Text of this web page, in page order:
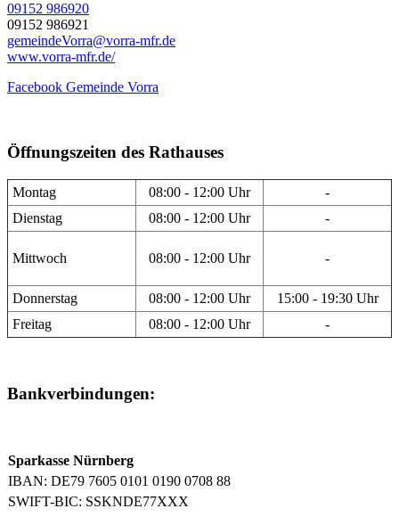
09152 986920
09152 986921
gemeindeVorra@vorra-mfr.de
www.vorra-mfr.de/
Facebook Gemeinde Vorra
Öffnungszeiten des Rathauses
Montag 08:00 - 12:00 Uhr
-
Dienstag
08:00 - 12:00 Uhr -
Mittwoch 08:00 - 12:00 Uhr -
Donnerstag 08:00 - 12:00 Uhr
15:00 - 19:30 Uhr
Freitag
08:00 - 12:00 Uhr -
Bankverbindungen:
Sparkasse Nürnberg
IBAN: DE79 7605 0101 0190 0708 88
SWIFT-BIC: SSKNDE77XXX